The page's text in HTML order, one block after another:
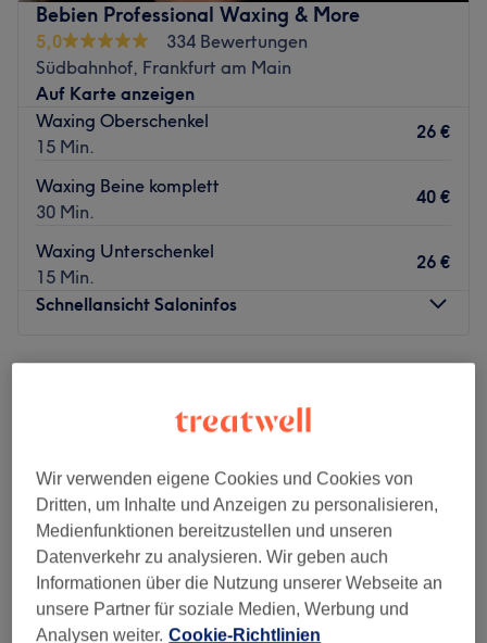
Bebien Professional Waxing & More
5,0
334 Bewertungen
Südbahnhof, Frankfurt am Main
Auf Karte anzeigen
Waxing Oberschenkel
15 Min.
26 €
Waxing Beine komplett
30 Min.
40 €
Waxing Unterschenkel
15 Min.
26 €
Schnellansicht Saloninfos
Montag
Geschlossen
Freitag
10:00
Samstag
–16:00
Sonntag
Sage Ade zu den lästigen Härchen! Im Salon Bebien
Professional Waxing & More in Frankfurt, Sachsenhausen
wird effizient mit Wachs jedes Haar entdeckt und
Wir verwenden eigene Cookies und Cookies von
Dritten, um Inhalte und Anzeigen zu personalisieren,
Medienfunktionen bereitzustellen und unseren
Datenverkehr zu analysieren. Wir geben auch
Informationen über die Nutzung unserer Webseite an
unsere Partner für soziale Medien, Werbung und
Analysen weiter. Cookie-Richtlinien